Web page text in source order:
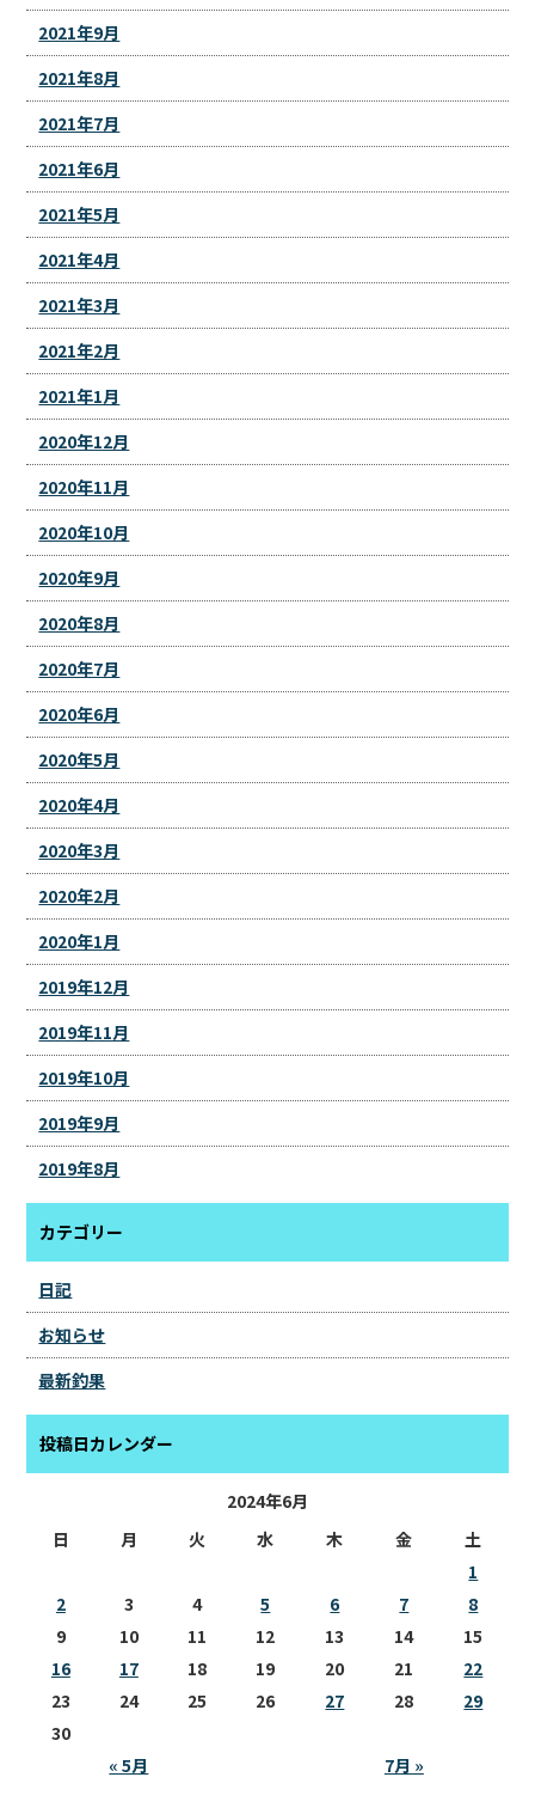
2021年9月
2021年8月
2021年7月
2021年6月
2021年5月
2021年4月
2021年3月
2021年2月
2021年1月
2020年12月
2020年11月
2020年10月
2020年9月
2020年8月
2020年7月
2020年6月
2020年5月
2020年4月
2020年3月
2020年2月
2020年1月
2019年12月
2019年11月
2019年10月
2019年9月
2019年8月
カテゴリー
日記
お知らせ
最新釣果
投稿日カレンダー
2024年6月
日
月 火 水 木 金 土
« 5月 7月 »
1
2
3 4 5 6 7
8
9
10 11 12 13 14
15
16
17 18 19 20 21
22
23
24 25 26 27 28
29
30